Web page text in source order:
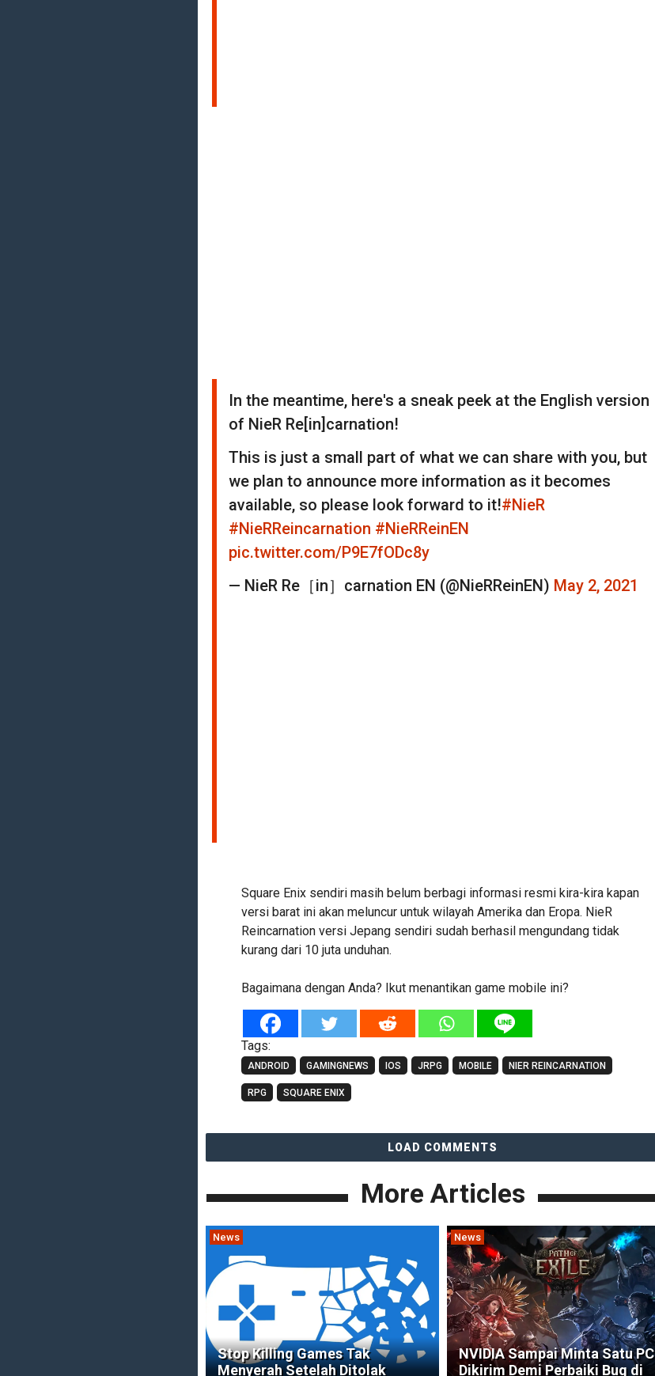
In the meantime, here's a sneak peek at the English version
of NieR Re[in]carnation!
This is just a small part of what we can share with you, but
we plan to announce more information as it becomes
available, so please look forward to it!#NieR
#NieRReincarnation #NieRReinEN
pic.twitter.com/P9E7fODc8y
— NieR Re［in］carnation EN (@NieRReinEN) May 2, 2021
Square Enix sendiri masih belum berbagi informasi resmi kira-kira kapan
versi barat ini akan meluncur untuk wilayah Amerika dan Eropa. NieR
Reincarnation versi Jepang sendiri sudah berhasil mengundang tidak
kurang dari 10 juta unduhan.
Bagaimana dengan Anda? Ikut menantikan game mobile ini?
Tags:
ANDROID GAMINGNEWS IOS JRPG MOBILE NIER REINCARNATION
RPG SQUARE ENIX
LOAD COMMENTS
More Articles
News
Stop Killing Games Tak
Menyerah Setelah Ditolak
News
NVIDIA Sampai Minta Satu PC
Dikirim Demi Perbaiki Bug di